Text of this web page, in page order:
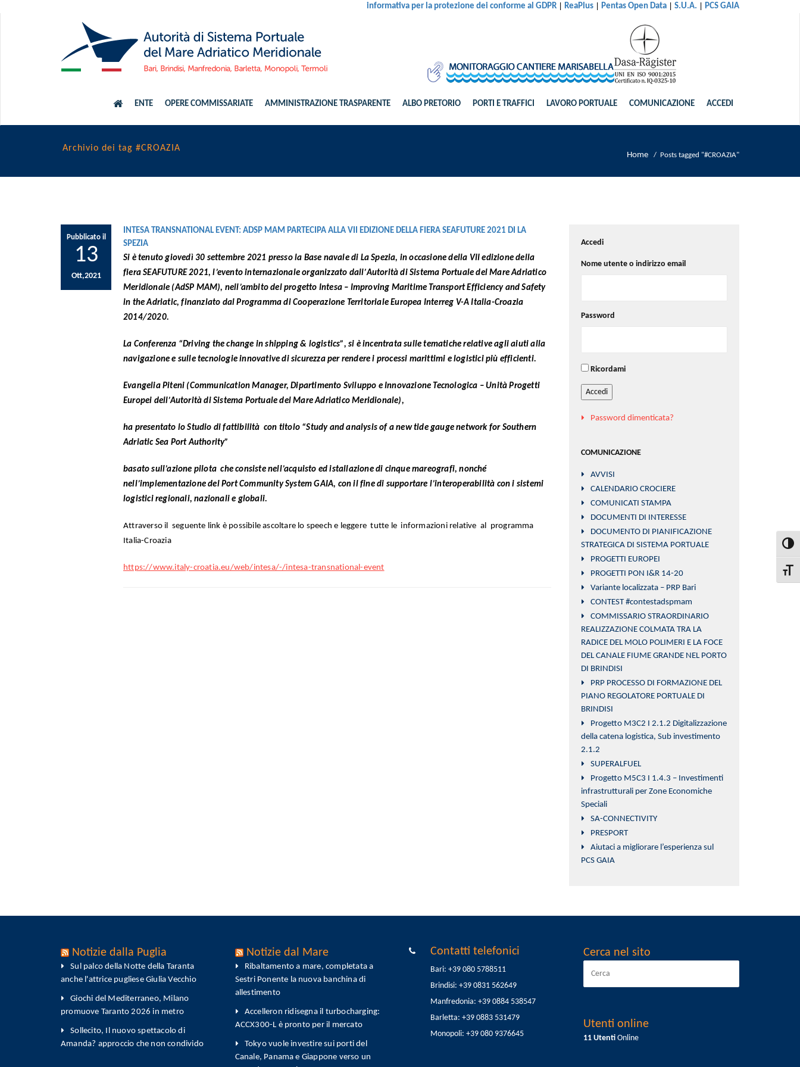
informativa per la protezione dei conforme al GDPR | ReaPlus | Pentas Open Data | S.U.A. | PCS GAIA
ENTE OPERE COMMISSARIATE AMMINISTRAZIONE TRASPARENTE ALBO PRETORIO PORTI E TRAFFICI LAVORO PORTUALE COMUNICAZIONE ACCEDI
Archivio dei tag #CROAZIA
Home / Posts tagged "#CROAZIA"
Pubblicato il
13
Ott,2021
INTESA TRANSNATIONAL EVENT: ADSP MAM PARTECIPA ALLA VII EDIZIONE DELLA FIERA SEAFUTURE 2021 DI LA
SPEZIA
Si è tenuto giovedì 30 settembre 2021 presso la Base navale di La Spezia, in occasione della VII edizione della
fiera SEAFUTURE 2021, l’evento internazionale organizzato dall’Autorità di Sistema Portuale del Mare Adriatico
Meridionale (AdSP MAM), nell’ambito del progetto Intesa – Improving Maritime Transport Efficiency and Safety
in the Adriatic, finanziato dal Programma di Cooperazione Territoriale Europea Interreg V-A Italia-Croazia
2014/2020.
La Conferenza “Driving the change in shipping & logistics”, si è incentrata sulle tematiche relative agli aiuti alla
navigazione e sulletecnologie innovative di sicurezzaper rendere i processi marittimi e logistici più efficienti.
Evangelia Piteni (Communication Manager, Dipartimento Sviluppo e Innovazione Tecnologica – Unità Progetti
Europei dell’Autorità di Sistema Portuale del Mare Adriatico Meridionale),
ha presentato lo Studio di fattibilità con titolo “Study and analysis of a new tide gauge network for Southern
Adriatic Sea Port Authority”
basato sull’azione pilota che consiste nell’acquisto ed istallazione di cinque mareografi, nonché
nell’implementazione del Port Community System GAIA, con il fine di supportare l’interoperabilità con i sistemi
logistici regionali, nazionali e globali.
Attraverso il seguente link è possibile ascoltare lo speech e leggere tutte le informazioni relative al programma
Italia-Croazia
https://www.italy-croatia.eu/web/intesa/-/intesa-transnational-event
Accedi
Nome utente o indirizzo email
Password
Ricordami
Accedi
Password dimenticata?
COMUNICAZIONE
AVVISI
CALENDARIO CROCIERE
COMUNICATI STAMPA
DOCUMENTI DI INTERESSE
DOCUMENTO DI PIANIFICAZIONE
STRATEGICA DI SISTEMA PORTUALE
PROGETTI EUROPEI
PROGETTI PON I&R 14-20
Variante localizzata – PRP Bari
CONTEST #contestadspmam
COMMISSARIO STRAORDINARIO
REALIZZAZIONE COLMATA TRA LA
RADICE DEL MOLO POLIMERI E LA FOCE
DEL CANALE FIUME GRANDE NEL PORTO
DI BRINDISI
PRP PROCESSO DI FORMAZIONE DEL
PIANO REGOLATORE PORTUALE DI
BRINDISI
Progetto M3C2 I 2.1.2 Digitalizzazione
della catena logistica, Sub investimento
2.1.2
SUPERALFUEL
Progetto M5C3 I 1.4.3 – Investimenti
infrastrutturali per Zone Economiche
Speciali
SA-CONNECTIVITY
PRESPORT
Aiutaci a migliorare l’esperienza sul
PCS GAIA
Notizie dalla Puglia
Sul palco della Notte della Taranta
anche l'attrice pugliese Giulia Vecchio
Giochi del Mediterraneo, Milano
promuove Taranto 2026 in metro
Sollecito, Il nuovo spettacolo di
Amanda? approccio che non condivido
Notizie dal Mare
Ribaltamento a mare, completata a
Sestri Ponente la nuova banchina di
allestimento
Accelleron ridisegna il turbocharging:
ACCX300-L è pronto per il mercato
Tokyo vuole investire sui porti del
Canale, Panama e Giappone verso un
Contatti telefonici
Bari: +39 080 5788511
Brindisi: +39 0831 562649
Manfredonia: +39 0884 538547
Barletta: +39 0883 531479
Monopoli: +39 080 9376645
Cerca nel sito
Utenti online
11 UtentiOnline